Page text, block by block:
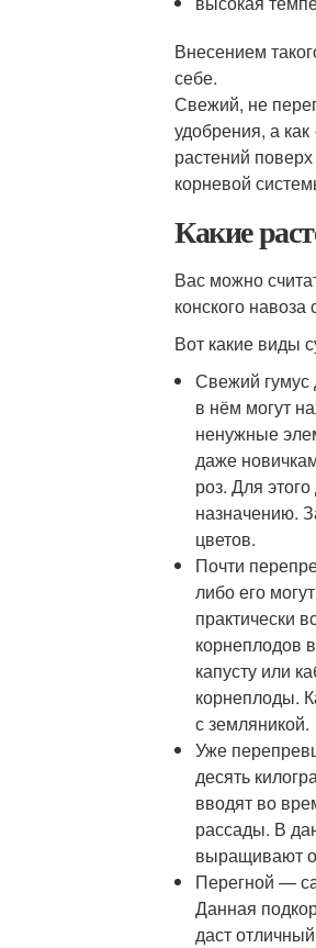
Внесением
себе.
Свежий, не
удобрения, а
растений
корневой
Какие
Вас можно
конского
Вот какие виды
Свежий гумус
в нём могут
ненужные
даже
роз. Для
назначению.
цветов.
Почти
либо его
практически
корнеплодов
капусту или
корнеплоды.
с земляникой.
Уже
десять
вводят во
рассады. В
выращивают
Перегной —
Данная
даст